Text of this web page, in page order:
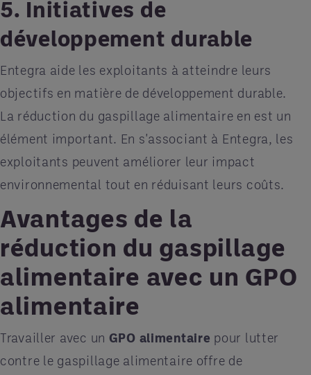
5. Initiatives de
développement durable
Entegra aide les exploitants à atteindre leurs
objectifs en matière de développement durable.
La réduction du gaspillage alimentaire en est un
élément important. En s'associant à Entegra, les
exploitants peuvent améliorer leur impact
environnemental tout en réduisant leurs coûts.
Avantages de la
réduction du gaspillage
alimentaire avec un GPO
alimentaire
Travailler avec un GPO alimentaire pour lutter
contre le gaspillage alimentaire offre de